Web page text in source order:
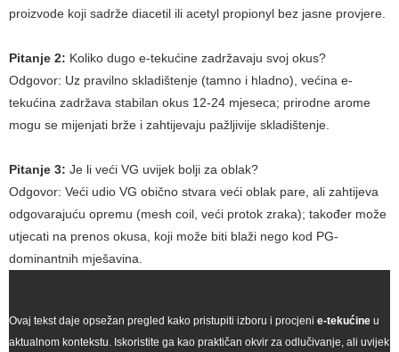
proizvode koji sadrže diacetil ili acetyl propionyl bez jasne provjere.
Pitanje 2: Koliko dugo e-tekućine zadržavaju svoj okus?
Odgovor: Uz pravilno skladištenje (tamno i hladno), većina e-
tekućina zadržava stabilan okus 12-24 mjeseca; prirodne arome
mogu se mijenjati brže i zahtijevaju pažljivije skladištenje.
Pitanje 3: Je li veći VG uvijek bolji za oblak?
Odgovor: Veći udio VG obično stvara veći oblak pare, ali zahtijeva
odgovarajuću opremu (mesh coil, veći protok zraka); također može
utjecati na prenos okusa, koji može biti blaži nego kod PG-
dominantnih mješavina.
Ovaj tekst daje opsežan pregled kako pristupiti izboru i procjeni e-tekućine u
aktualnom kontekstu. Iskoristite ga kao praktičan okvir za odlučivanje, ali uvijek